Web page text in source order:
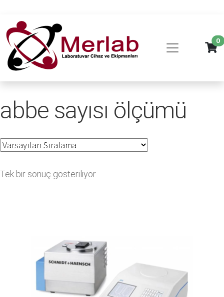
0
abbe sayısı ölçümü
Tek bir sonuç gösteriliyor